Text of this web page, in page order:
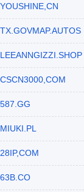
YOUSHINE,CN
TX.GOVMAP.AUTOS
LEEANNGIZZI.SHOP
CSCN3000,COM
587.GG
MIUKI.PL
28IP,COM
63B.CO